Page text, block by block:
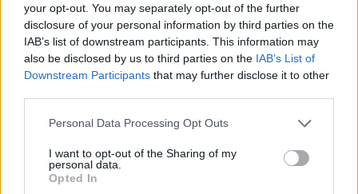
your opt-out. You may separately opt-out of the further
disclosure of your personal information by third parties on the
IAB’s list of downstream participants. This information may
also be disclosed by us to third parties on the IAB’s List of
Downstream Participants that may further disclose it to other
Personal Data Processing Opt Outs
I want to opt-out of the Sharing of my
personal data.
Opted In
negyedéves jelentési szezon kellős közepén
járunk. A kereskedést óvatos optimizmus
jellemezte a holnapi amerikai GDP-adat előtt, a
vezető indexek kis pluszokkal zárták a napot.
alábbhagyott a lendület A kereskedés utolsó órájában
alábbhagyott a lendület az amerikai tőzsdéken, de az
irányadó indexek így is emelkedéssel zárták a kereskedést.
A Dow 0,2%-kal, a Nasdaq...